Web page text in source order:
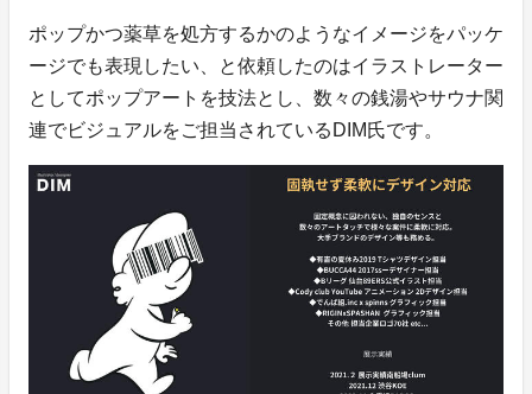
ポップかつ薬草を処方するかのようなイメージをパッケ
ージでも表現したい、と依頼したのはイラストレーター
としてポップアートを技法とし、数々の銭湯やサウナ関
連でビジュアルをご担当されているDIM氏です。